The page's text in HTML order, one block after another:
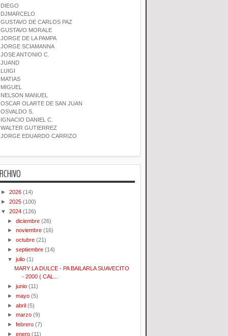
DIEGO
DJMARCELO
GUSTAVO DE CARLOS PAZ
GUSTAVO MORALE
JORGE DE LA PAMPA
JORGE SCIAMANNA
JOSE ANTONIO C.
JUAND
LUIGI
MATIAS
MIGUEL
NELSON MANUEL
OSCAR OLARTE DE SAN JUAN
OSVALDO S.
IGNACIO DANIEL C.
WALTER GUTIERREZ
JORGE EDUARDO CARRIZO
► 2026 (14)
► 2025 (100)
▼ 2024 (126)
►diciembre (26)
►noviembre (16)
►octubre (21)
►septiembre (14)
▼julio (1)
MARY LA DULCE - PA BAILARLA SUAVECITO
- 2000 ( CAL...
►junio (11)
►mayo (5)
►abril (5)
►marzo (9)
►febrero (7)
►enero (11)